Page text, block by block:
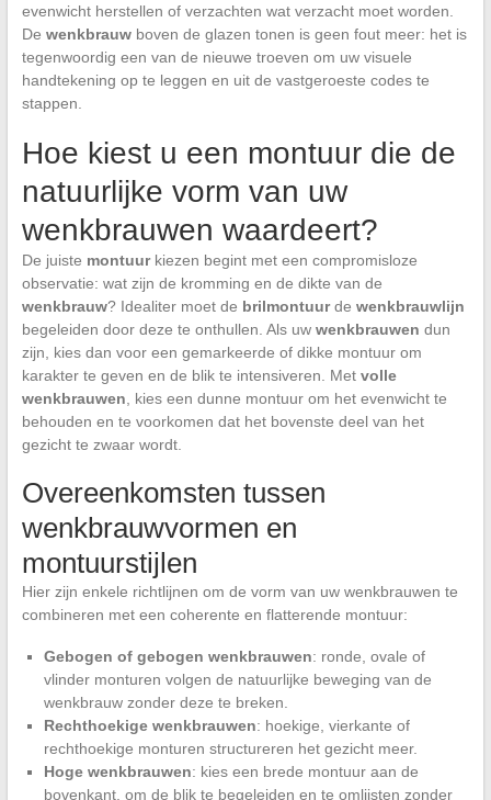
evenwicht herstellen of verzachten wat verzacht moet worden.
De wenkbrauwboven de glazen tonen is geen fout meer: het is
tegenwoordig een van de nieuwe troeven om uw visuele
handtekening op te leggen en uit de vastgeroeste codes te
stappen.
Hoe kiest u een montuur die de
natuurlijke vorm van uw
wenkbrauwen waardeert?
De juiste montuurkiezen begint met een compromisloze
observatie: wat zijn de kromming en de dikte van de
wenkbrauw? Idealiter moet de brilmontuurde wenkbrauwlijn
begeleiden door deze te onthullen. Als uw wenkbrauwen dun
zijn, kies dan voor een gemarkeerde of dikke montuur om
karakter te geven en de blik te intensiveren. Met volle
wenkbrauwen , kies een dunne montuur om het evenwicht te
behouden en te voorkomen dat het bovenste deel van het
gezicht te zwaar wordt.
Overeenkomsten tussen
wenkbrauwvormen en
montuurstijlen
Hier zijn enkele richtlijnen om de vorm van uw wenkbrauwen te
combineren met een coherente en flatterende montuur:
Gebogen of gebogen wenkbrauwen: ronde, ovale of
vlinder monturen volgen de natuurlijke beweging van de
wenkbrauw zonder deze te breken.
Rechthoekige wenkbrauwen: hoekige, vierkante of
rechthoekige monturen structureren het gezicht meer.
Hoge wenkbrauwen: kies een brede montuur aan de
bovenkant, om de blik te begeleiden en te omlijsten zonder